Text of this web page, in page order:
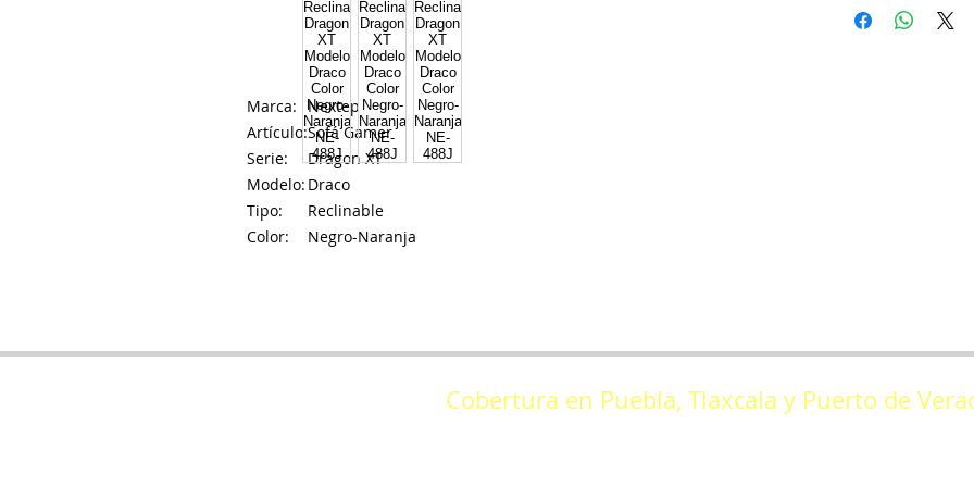
Marca: Nextep
Artículo:Sofá Gamer
Serie:
Dragon XT
Modelo: Draco
Tipo:
Reclinable
Color:
Negro-Naranja
Cobertura en Puebla, Tlaxcala y Puerto de